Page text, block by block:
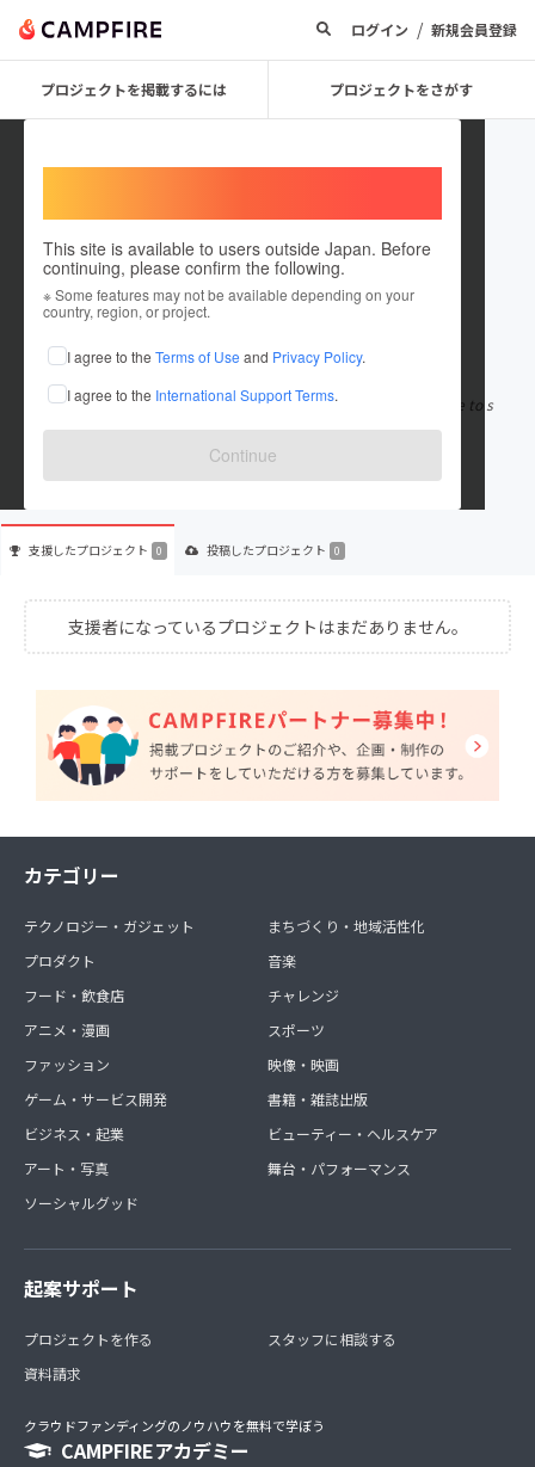
ログイン / 新規会員登録
プロジェクトを掲載するには プロジェクトをさがす
This site is available to users outside Japan. Before
continuing, please confirm the following.
※ Some features may not be available depending on your
country, region, or project.
I agree to the Terms of Use and Privacy Policy.
I agree to the International Support Terms.
Continue
reallifesuperheroes
在住国：日本
出身国：日本
The Real Life Superhero Project was conceived being an avenue to s
hine some light on this もっと見る
支援したプロジェクト 0 投稿したプロジェクト 0
支援者になっているプロジェクトはまだありません。
カテゴリー
テクノロジー・ガジェット
プロダクト
フード・飲食店
アニメ・漫画
ファッション
ゲーム・サービス開発
ビジネス・起業
アート・写真
ソーシャルグッド
まちづくり・地域活性化
音楽
チャレンジ
スポーツ
映像・映画
書籍・雑誌出版
ビューティー・ヘルスケア
舞台・パフォーマンス
起案サポート
プロジェクトを作る
資料請求
スタッフに相談する
クラウドファンディングのノウハウを無料で学ぼう
CAMPFIREアカデミー